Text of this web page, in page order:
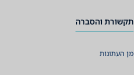
תקשורת והסברה
מן העתונות